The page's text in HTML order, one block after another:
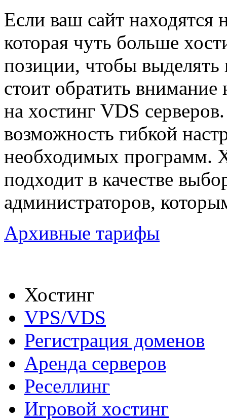
Если ваш сайт находятся
которая чуть больше
позиции, чтобы выделять
стоит обратить внимание
на хостинг VDS
возможность гибкой
необходимых программ.
подходит в качестве
администраторов,
Архивные тарифы
Хостинг
VPS/VDS
Регистрация доменов
Аренда серверов
Реселлинг
Игровой хостинг